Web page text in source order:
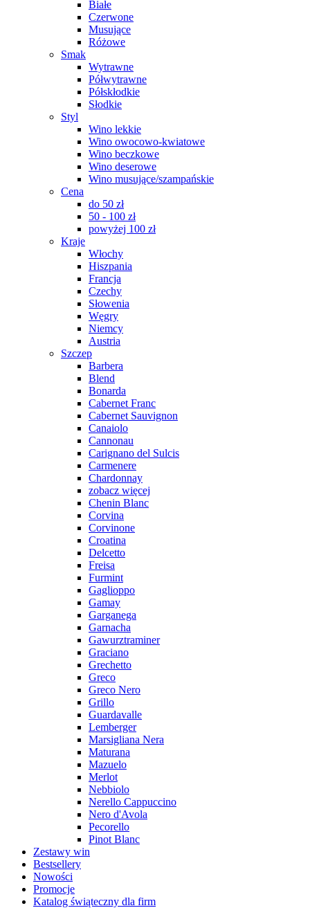
Białe
Czerwone
Musujące
Różowe
Smak
Wytrawne
Półwytrawne
Półskłodkie
Słodkie
Styl
Wino lekkie
Wino owocowo-kwiatowe
Wino beczkowe
Wino deserowe
Wino musujące/szampańskie
Cena
do 50 zł
50 - 100 zł
powyżej 100 zł
Kraje
Włochy
Hiszpania
Francja
Czechy
Słowenia
Węgry
Niemcy
Austria
Szczep
Barbera
Blend
Bonarda
Cabernet Franc
Cabernet Sauvignon
Canaiolo
Cannonau
Carignano del Sulcis
Carmenere
Chardonnay
zobacz więcej
Chenin Blanc
Corvina
Corvinone
Croatina
Delcetto
Freisa
Furmint
Gaglioppo
Gamay
Garganega
Garnacha
Gawurztraminer
Graciano
Grechetto
Greco
Greco Nero
Grillo
Guardavalle
Lemberger
Marsigliana Nera
Maturana
Mazuelo
Merlot
Nebbiolo
Nerello Cappuccino
Nero d'Avola
Pecorello
Pinot Blanc
Zestawy win
Bestsellery
Nowości
Promocje
Katalog świąteczny dla firm